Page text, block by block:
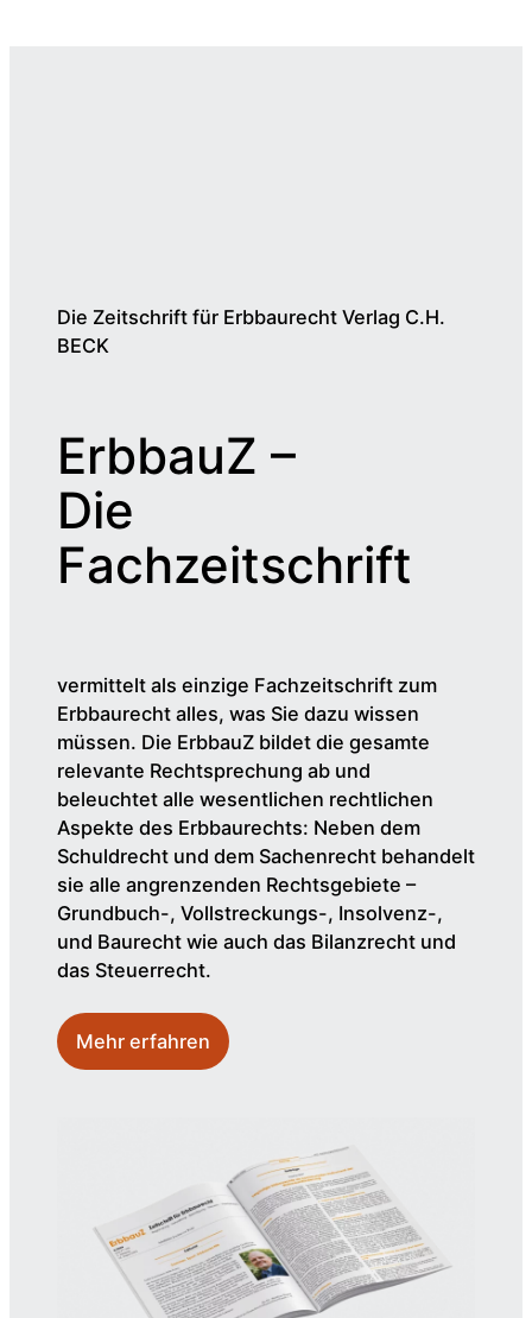
Die Zeitschrift für Erbbaurecht Verlag C.H.
BECK
ErbbauZ –
Die
Fachzeitschrift
vermittelt als einzige Fachzeitschrift zum
Erbbaurecht alles, was Sie dazu wissen
müssen. Die ErbbauZ bildet die gesamte
relevante Rechtsprechung ab und
beleuchtet alle wesentlichen rechtlichen
Aspekte des Erbbaurechts: Neben dem
Schuldrecht und dem Sachenrecht behandelt
sie alle angrenzenden Rechtsgebiete –
Grundbuch-, Vollstreckungs-, Insolvenz-,
und Baurecht wie auch das Bilanzrecht und
das Steuerrecht.
Mehr erfahren